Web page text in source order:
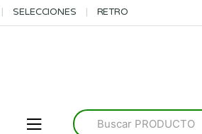
SELECCIONES RETRO
Search
for: